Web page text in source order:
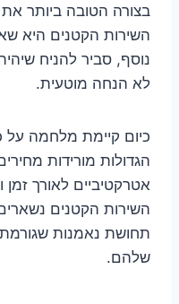
בצורה הטובה ביותר
השירות הקטנים היא
נוסף, סביר להניח
לא הנחה מוטעית.
כיום קיימת מלחמה על
הגדולות מורידות
אטרקטיביים לאורך
השירות הקטנים
תחושת נאמנות
שלהם.